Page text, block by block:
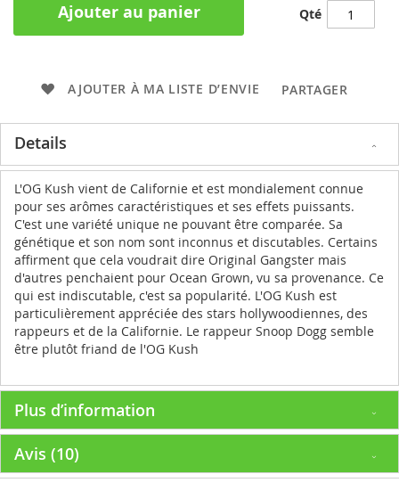
Qté
Ajouter au panier
AJOUTER À MA LISTE D’ENVIE PARTAGER
Details
L'OG Kush vient de Californie et est mondialement connue
pour ses arômes caractéristiques et ses effets puissants.
C'est une variété unique ne pouvant être comparée. Sa
génétique et son nom sont inconnus et discutables. Certains
affirment que cela voudrait dire Original Gangster mais
d'autres penchaient pour Ocean Grown, vu sa provenance. Ce
qui est indiscutable, c'est sa popularité. L'OG Kush est
particulièrement appréciée des stars hollywoodiennes, des
rappeurs et de la Californie. Le rappeur Snoop Dogg semble
être plutôt friand de l'OG Kush
Plus d’information
Avis 10